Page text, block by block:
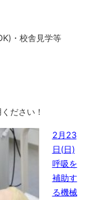
・校舎見学等
ださい！
2月23
日(日)
呼吸を
補助す
る機械